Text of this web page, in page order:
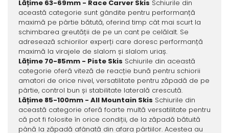
Lățime 63-69mm - Race Carver Skis Schiurile din
această categorie sunt gândite pentru performanță
maximă pe pârtie bătută, oferind timp cât mai scurt la
schimbarea greutății de pe un cant pe celălalt. Se
adresează schiorilor experți care doresc performanță
maximă la virajele de slalom și slalom uriaș.
Lățime 70-85mm - Piste Skis Schiurile din această
categorie oferă viteză de reacție bună pentru schiorii
amatori de orice nivel, versatilitate pentru zăpadă de pe
pârtie, control bun și stabilitate laterală crescută.
Lățime 85-100mm - All Mountain Skis Schiurile din
această categorie oferă foarte multă versatilitate pentru
că pot fi folosite în orice condiții, de la zăpadă bătuită
până la zăpadă afânată din afara pârtiilor. Acestea au